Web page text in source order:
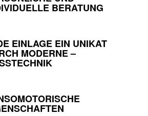
BERATUNG
EINLAGE EIN UNIKAT
MODERNE –